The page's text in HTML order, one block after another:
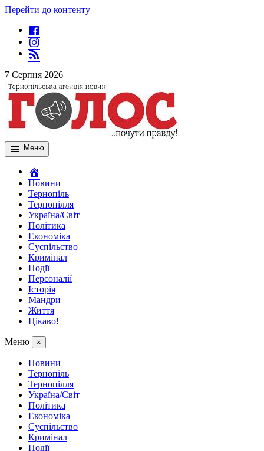
Перейти до контенту
7 Серпня 2026
Меню
Новини
Тернопіль
Тернопілля
Україна/Світ
Політика
Економіка
Суспільство
Кримінал
Події
Персоналії
Історія
Мандри
Життя
Цікаво!
Меню ×
Новини
Тернопіль
Тернопілля
Україна/Світ
Політика
Економіка
Суспільство
Кримінал
Події